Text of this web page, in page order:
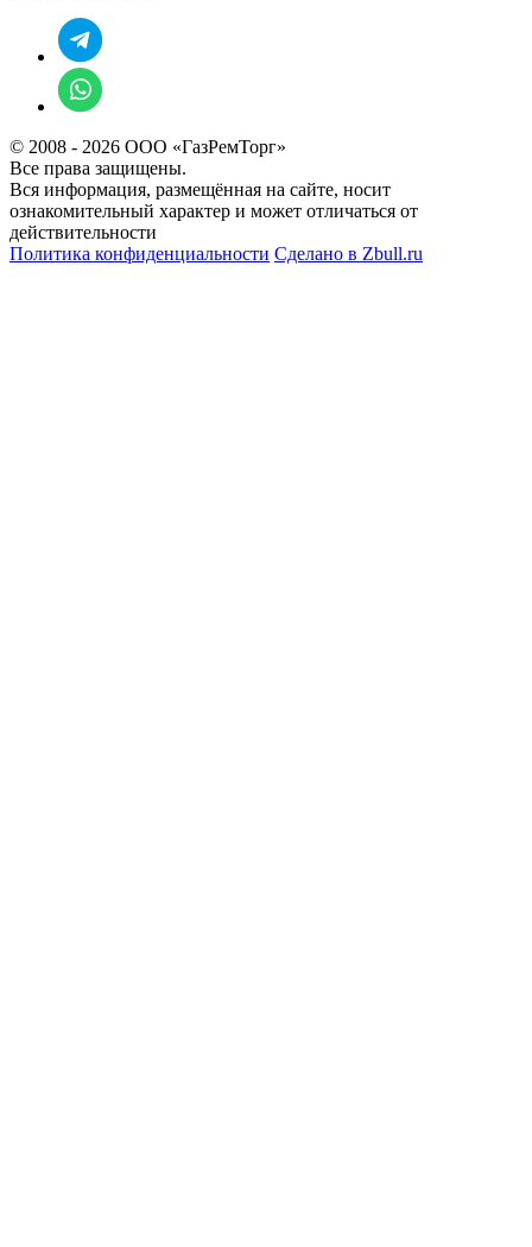
© 2008 - 2026 ООО «ГазРемТорг»
Все права защищены.
Вся информация, размещённая на сайте, носит
ознакомительный характер и может отличаться от
действительности
Политика конфиденциальности Сделано в Zbull.ru